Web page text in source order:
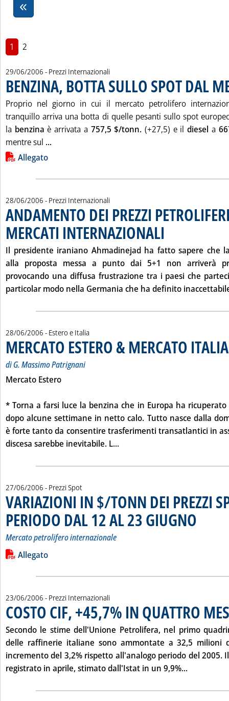
1 2
29/06/2006 - Prezzi Internazionali
BENZINA, BOTTA SULLO SPOT DAL
. Pubblicata giovedì 29 giugno 2006 alle 16.32.
Proprio nel giorno in cui il mercato petrolifero
tranquillo arriva una botta di quelle pesanti sullo spot
la benzina è arrivata a 757,5 $/tonn. (+27,5) e ildiesel a
mentre sul ...Leggi tutta la notizia: 'BENZINA, BOTTA SULLO
Lista allegati PDF alla notizia
Allegato
28/06/2006 - Prezzi Internazionali
ANDAMENTO DEI PREZZI
MERCATI INTERNAZIONALI
Il presidente iraniano Ahmadinejad ha fatto sapere che
alla proposta messa a punto dai 5+1 non arriverà
provocando una diffusa frustrazione tra i paesi che
particolar modo nella Germania che ha definito
28/06/2006 - Estero e Italia
MERCATO ESTERO & MERCATO ITALIA
di G. Massimo Patrignani
Mercato Estero
* Torna a farsi luce la benzina che in Europa ha
dopo alcune settimane in netto calo. Tutto nasce dalla
è forte tanto da consentire trasferimenti transatlantici in
discesa sarebbe inevitabile. L...Leggi tutta la notizia:
27/06/2006 - Prezzi Spot
VARIAZIONI IN $/TONN DEI PREZZI
PERIODO DAL 12 AL 23 GIUGNO
Mercato petrolifero internazionale
Leggi tutta la notizia: 'VARIAZIONI IN $/TONN DEI PREZZI
Lista allegati PDF alla notizia
Allegato
23/06/2006 - Prezzi Internazionali
COSTO CIF, +45,7% IN QUATTRO
Secondo le stime dell'Unione Petrolifera, nel primo
delle raffinerie italiane sono ammontate a 32,5 milioni
incremento del 3,2% rispetto all'analogo periodo del 2005.
registrato in aprile, stimato dall'Istat in un 9,9%...Leggi tutta